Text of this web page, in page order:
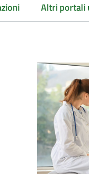
Altri portali